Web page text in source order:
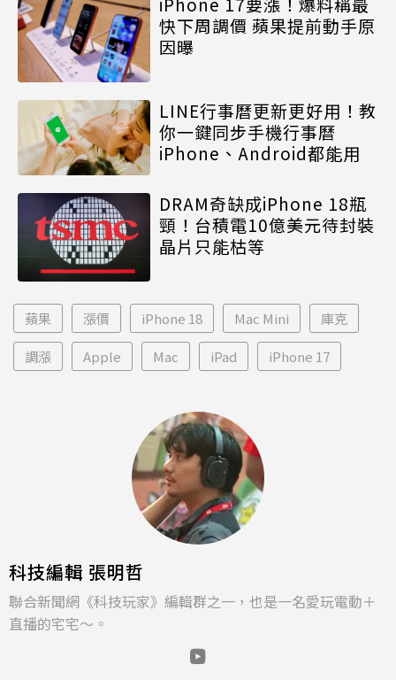
快下周調價 蘋果提前動手原
因曝
LINE行事曆更新更好用！教
你一鍵同步手機行事曆
iPhone、Android都能用
DRAM奇缺成iPhone 18瓶
頸！台積電10億美元待封裝
晶片只能枯等
蘋果 漲價 iPhone 18 Mac Mini 庫克
調漲 Apple Mac iPad iPhone 17
科技編輯 張明哲
聯合新聞網《科技玩家》編輯群之一，也是一名愛玩電動＋
直播的宅宅～。